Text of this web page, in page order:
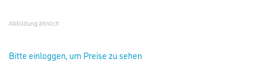
Abbildung ähnlich
Bitte einloggen, um Preise zu sehen